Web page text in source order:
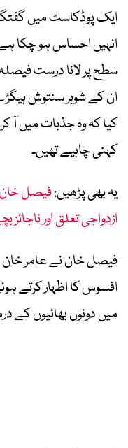
ایک پوڈکاسٹ میں
انہیں احساس ہو چکا
سطح پر لانا درست فیصلہ
ان کے شوہر سنتوش
کیا کہ وہ جذبات میں آ
کہنی چاہیے تھیں۔
یہ بھی پڑھیں:فیصل خان
ازدواجی تعلق اور ناجائز
فیصل خان نے عامر خان
افسوس کا اظہار کرتے
میں دونوں بھائیوں کے